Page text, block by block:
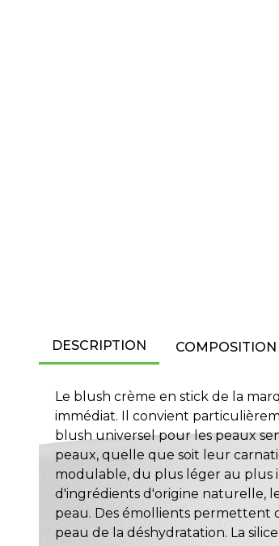
DESCRIPTION COMPOSITION
Le blush crème en stick de la
immédiat. Il convient
blush universel pour les peaux
peaux, quelle que soit leur
modulable, du plus léger au plus
d'ingrédients d'origine naturelle,
peau. Des émollients permettent
peau de la déshydratation. La